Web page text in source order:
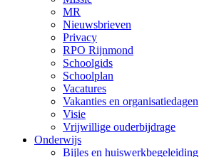
MR
Nieuwsbrieven
Privacy
RPO Rijnmond
Schoolgids
Schoolplan
Vacatures
Vakanties en organisatiedagen
Visie
Vrijwillige ouderbijdrage
Onderwijs
Bijles en huiswerkbegeleiding